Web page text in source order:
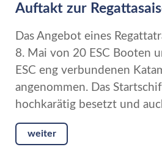
Auftakt zur
Das Angebot eines
8. Mai von 20 ESC Booten
ESC eng verbundenen
angenommen. Das
hochkarätig besetzt und
weiter